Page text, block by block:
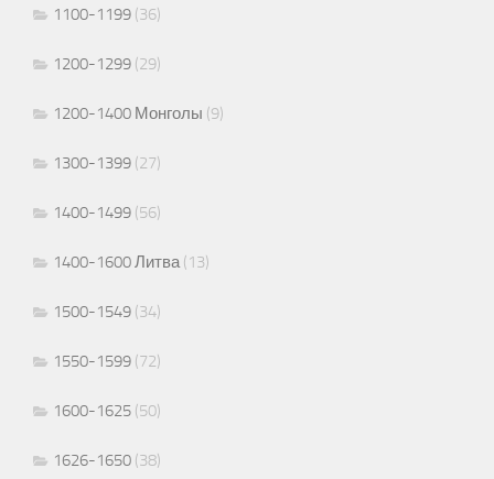
1100-1199 (36)
1200-1299 (29)
1200-1400 Монголы (9)
1300-1399 (27)
1400-1499 (56)
1400-1600 Литва(13)
1500-1549 (34)
1550-1599 (72)
1600-1625 (50)
1626-1650 (38)